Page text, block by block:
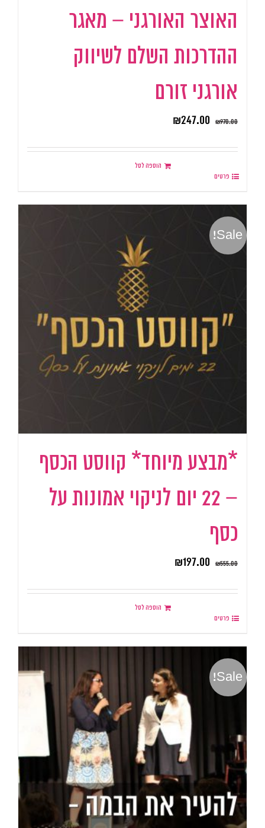
האוצר האורגני – מאגר
ההדרכות השלם לשיווק
אורגני זורם
₪970.00
₪247.00
הוספה לסל
פרטים
Sale!
*מבצע מיוחד* קווסט הכסף
– 22 יום לניקוי אמונות על
כסף
₪555.00
₪197.00
הוספה לסל
פרטים
Sale!